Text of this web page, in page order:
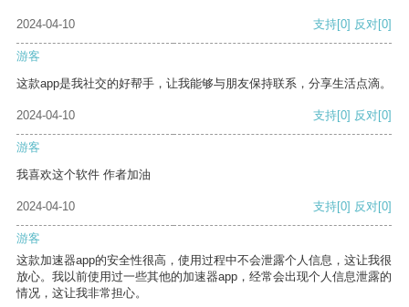
2024-04-10 支持[0] 反对[0]
游客
这款app是我社交的好帮手，让我能够与朋友保持联系，分享生活点滴。
2024-04-10 支持[0] 反对[0]
游客
我喜欢这个软件 作者加油
2024-04-10 支持[0] 反对[0]
游客
这款加速器app的安全性很高，使用过程中不会泄露个人信息，这让我很
放心。我以前使用过一些其他的加速器app，经常会出现个人信息泄露的
情况，这让我非常担心。